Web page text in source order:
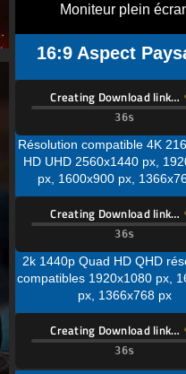
Moniteur plein
16:9 Aspect
Creating Download link…
HD UHD 2560x1440 px,
px, 1600x900 px,
Creating Download link…
2k 1440p Quad HD QHD
px, 1366x768 px
Creating Download link…
Résolution compatible 1080p
(FHD) 1600x900 px,